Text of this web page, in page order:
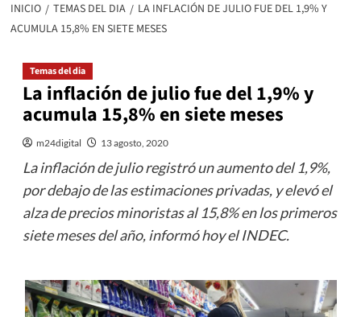
INICIO TEMAS DEL DIA
LA INFLACIÓN DE JULIO FUE DEL 1,9% Y
ACUMULA 15,8% EN SIETE MESES
Temas del dia
La inflación de julio fue del 1,9% y
acumula 15,8% en siete meses
m24digital 13 agosto, 2020
La inflación de julio registró un aumento del 1,9%,
por debajo de las estimaciones privadas, y elevó el
alza de precios minoristas al 15,8% en los primeros
siete meses del año, informó hoy el INDEC.